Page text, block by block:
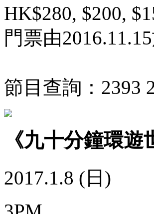
HK$280, $200,
門票由
節目查詢：2393
《九十分鐘環
2017.1.8 (日)